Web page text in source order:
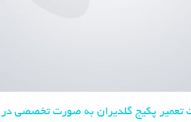
تعمیر پکیج گلدیران به صورت تخصصی